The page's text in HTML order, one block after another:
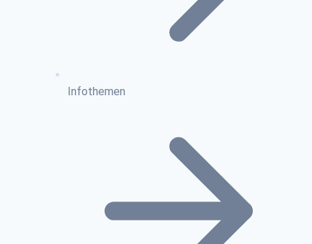
Infothemen